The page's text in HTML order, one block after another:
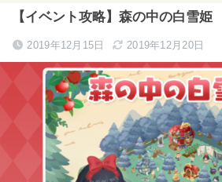
【イベント攻略】森の中の白雪姫
2019年12月15日 2019年12月20日